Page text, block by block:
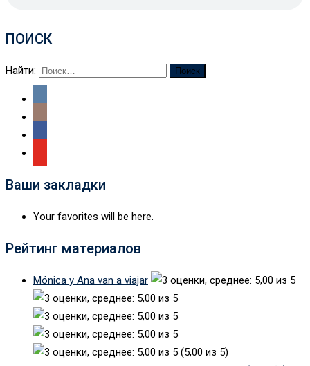
ПОИСК
Найти:
Ваши закладки
Your favorites will be here.
Рейтинг материалов
Mónica y Ana van a viajar
(5,00 из 5)